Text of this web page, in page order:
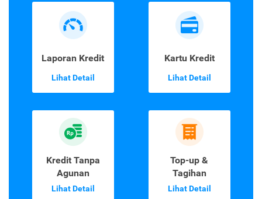
Laporan Kredit
Lihat Detail
Kartu Kredit
Lihat Detail
Kredit Tanpa
Agunan
Lihat Detail
Top-up &
Tagihan
Lihat Detail